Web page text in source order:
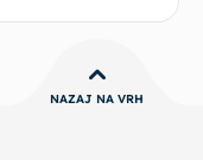
NAZAJ NA VRH